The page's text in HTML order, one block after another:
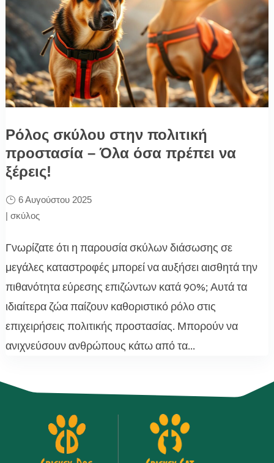
Ρόλος σκύλου στην πολιτική
προστασία – Όλα όσα πρέπει να
ξέρεις!
6 Αυγούστου 2025
| σκύλος
Γνωρίζατε ότι η παρουσία σκύλων διάσωσης σε
μεγάλες καταστροφές μπορεί να αυξήσει αισθητά την
πιθανότητα εύρεσης επιζώντων κατά 90%; Αυτά τα
ιδιαίτερα ζώα παίζουν καθοριστικό ρόλο στις
επιχειρήσεις πολιτικής προστασίας. Μπορούν να
ανιχνεύσουν ανθρώπους κάτω από τα...